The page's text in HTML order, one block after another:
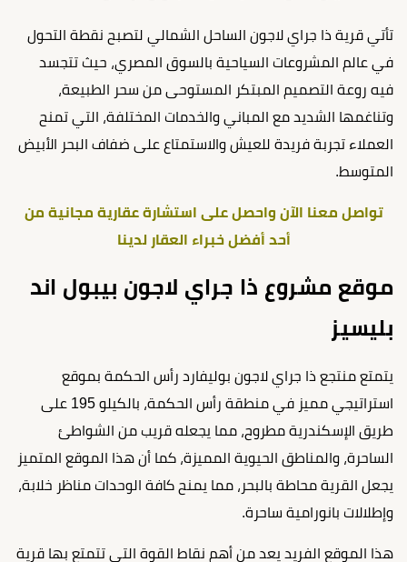
تأتي قرية ذا جراي لاجون الساحل الشمالي لتصبح نقطة التحول
في عالم المشروعات السياحية بالسوق المصري، حيث تتجسد
فيه روعة التصميم المبتكر المستوحى من سحر الطبيعة،
وتناغمها الشديد مع المباني والخدمات المختلفة، التي تمنح
العملاء تجربة فريدة للعيش والاستمتاع على ضفاف البحر الأبيض
المتوسط.
تواصل معنا الآن واحصل على استشارة عقارية مجانية من
أحد أفضل خبراء العقار لدينا
موقع مشروع ذا جراي لاجون بيبول اند
بليسيز
يتمتع منتجع ذا جراي لاجون بوليفارد رأس الحكمة بموقع
استراتيجي مميز في منطقة رأس الحكمة، بالكيلو 195 على
طريق الإسكندرية مطروح، مما يجعله قريب من الشواطئ
الساحرة، والمناطق الحيوية المميزة، كما أن هذا الموقع المتميز
يجعل القرية محاطة بالبحر، مما يمنح كافة الوحدات مناظر خلابة،
وإطلالات بانورامية ساحرة.
هذا الموقع الفريد يعد من أهم نقاط القوة التي تتمتع بها قرية